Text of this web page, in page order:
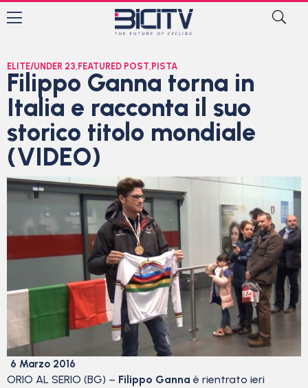
ELITE/UNDER 23, FEATURED POST, PISTA
Filippo Ganna torna in
Italia e racconta il suo
storico titolo mondiale
(VIDEO)
6 Marzo 2016
ORIO AL SERIO (BG) – Filippo Ganna è rientrato ieri